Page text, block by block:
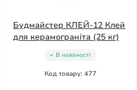
Будмайстер КЛЕЙ-12 Клей
для керамограніта (25 кг)
В наявності
Код товару: 477